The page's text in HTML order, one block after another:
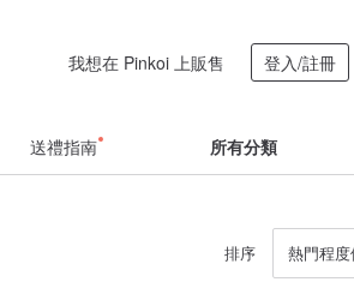
我想在 Pinkoi 上販售 登入/註冊
送禮指南 所有分類
排序 熱門程